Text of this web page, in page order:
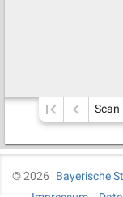
Scan
©2026
Bayerische